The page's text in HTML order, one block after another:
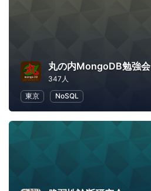
丸の内MongoDB勉強会
347人
東京
NoSQL